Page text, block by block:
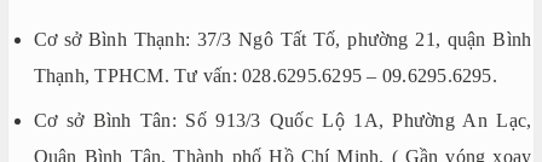
Cơ sở Bình Thạnh: 37/3 Ngô Tất Tố, phường 21, quận Bình
Thạnh, TPHCM. Tư vấn: 028.6295.6295 – 09.6295.6295.
Cơ sở Bình Tân: Số 913/3 Quốc Lộ 1A, Phường An Lạc,
Quận Bình Tân, Thành phố Hồ Chí Minh. ( Gần vóng xoay